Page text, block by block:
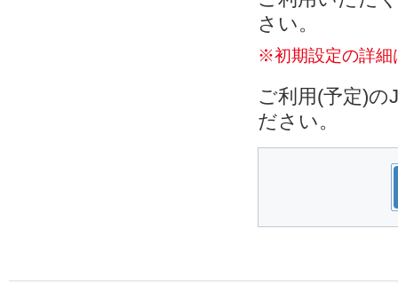
さい。
※初期設定の詳細
ご利用(予定)
ださい。